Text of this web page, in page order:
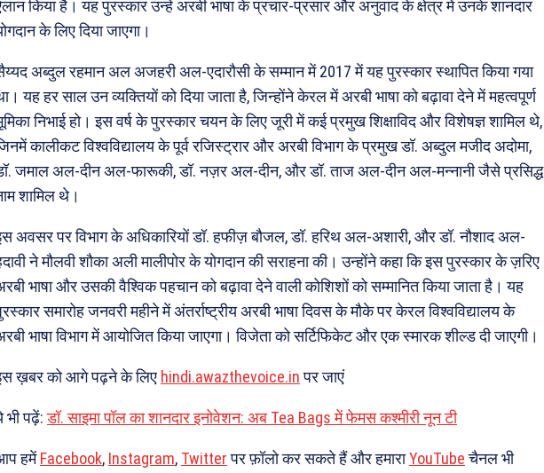
किया है। यह पुरस्कार उन्हें अरबी भाषा के प्रचार-प्रसार और अनुवाद के क्षेत्र में उनके शानदार
के लिए दिया जाएगा।
अब्दुल रहमान अल अजहरी अल-एदारौसी के सम्मान में 2017 में यह पुरस्कार स्थापित किया गया
यह हर साल उन व्यक्तियों को दिया जाता है, जिन्होंने केरल में अरबी भाषा को बढ़ावा देने में महत्वपूर्ण
निभाई हो। इस वर्ष के पुरस्कार चयन के लिए जूरी में कई प्रमुख शिक्षाविद और विशेषज्ञ शामिल थे,
कालीकट विश्वविद्यालय के पूर्व रजिस्ट्रार और अरबी विभाग के प्रमुख डॉ. अब्दुल मजीद अदोमा,
जमाल अल-दीन अल-फारूकी, डॉ. नज़र अल-दीन, और डॉ. ताज अल-दीन अल-मन्नानी जैसे प्रसिद्ध
शामिल थे।
अवसर पर विभाग के अधिकारियों डॉ. हफीज़ बौजल, डॉ. हरिथ अल-अशारी, और डॉ. नौशाद अल-
ने मौलवी शौका अली मालीपोर के योगदान की सराहना की। उन्होंने कहा कि इस पुरस्कार के ज़रिए
भाषा और उसकी वैश्विक पहचान को बढ़ावा देने वाली कोशिशों को सम्मानित किया जाता है। यह
समारोह जनवरी महीने में अंतर्राष्ट्रीय अरबी भाषा दिवस के मौके पर केरल विश्वविद्यालय के
भाषा विभाग में आयोजित किया जाएगा। विजेता को सर्टिफिकेट और एक स्मारक शील्ड दी जाएगी।
ख़बर को आगे पढ़ने के लिए hindi.awazthevoice.inपर जाएं
भी पढ़ें:डॉ. साइमा पॉल का शानदार इनोवेशन: अब Tea Bags में फेमस कश्मीरी नून टी
हमेंFacebook, Instagram, Twitterपर फ़ॉलो कर सकते हैं और हमाराYouTubeचैनल भी